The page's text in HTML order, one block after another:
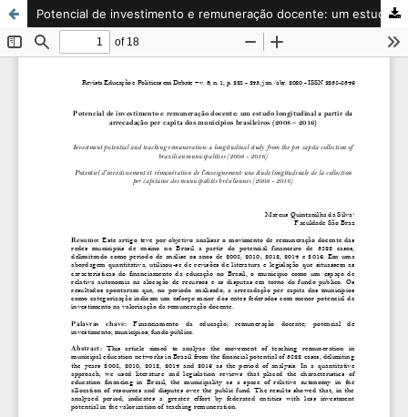
Potencial de investimento e remuneração docente: um estudo longitudinal a partir da arrecadação per capita dos municípios brasileiros (2008 – 2016) / Investment potential and teaching remuneration: a longitudinal study from the per capita collection of br